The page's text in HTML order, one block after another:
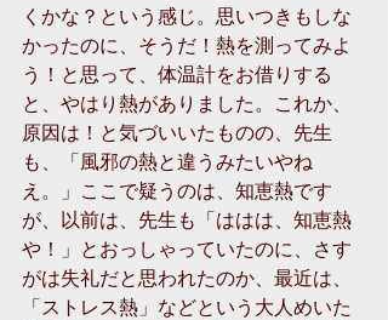
くかな？という感じ。思いつきもしな
かったのに、そうだ！熱を測ってみよ
う！と思って、体温計をお借りする
と、やはり熱がありました。これか、
原因は！と気づいいたものの、先生
も、「風邪の熱と違うみたいやね
え。」ここで疑うのは、知恵熱です
が、以前は、先生も「ははは、知恵熱
や！」とおっしゃっていたのに、さす
がは失礼だと思われたのか、最近は、
「ストレス熱」などという大人めいた